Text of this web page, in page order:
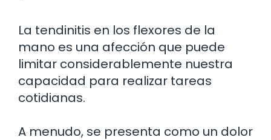
La tendinitis en los flexores de la
mano es una afección que puede
limitar considerablemente nuestra
capacidad para realizar tareas
cotidianas.
A menudo, se presenta como un dolor